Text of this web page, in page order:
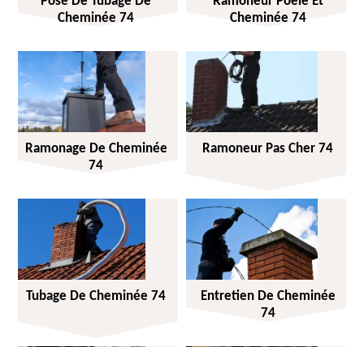
Cheminée 74
Cheminée 74
Ramonage De Cheminée
74
Ramoneur Pas Cher 74
Tubage De Cheminée 74
Entretien De Cheminée
74